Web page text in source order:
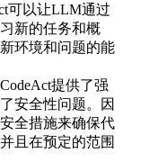
可以让LLM通过
新的任务和概
环境和问题的能
CodeAct提供了强
安全性问题。因
全措施来确保代
且在预定的范围